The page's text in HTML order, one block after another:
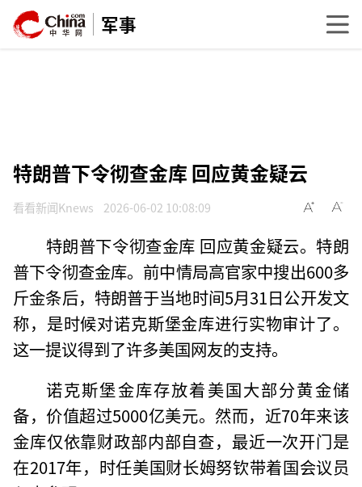
军事
特朗普下令彻查金库 回应黄金疑云
看看新闻Knews 2026-06-02 10:08:09
特朗普下令彻查金库 回应黄金疑云。特朗
普下令彻查金库。前中情局高官家中搜出600多
斤金条后，特朗普于当地时间5月31日公开发文
称，是时候对诺克斯堡金库进行实物审计了。
这一提议得到了许多美国网友的支持。
诺克斯堡金库存放着美国大部分黄金储
备，价值超过5000亿美元。然而，近70年来该
金库仅依靠财政部内部自查，最近一次开门是
在2017年，时任美国财长姆努钦带着国会议员